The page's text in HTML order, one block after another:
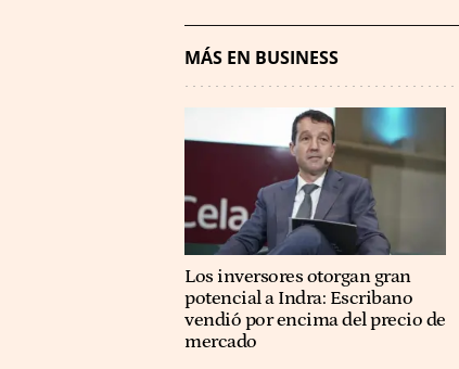
MÁS EN BUSINESS
Los inversores otorgan gran
potencial a Indra: Escribano
vendió por encima del precio de
mercado